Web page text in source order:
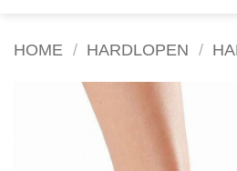
HOME / HARDLOPEN /